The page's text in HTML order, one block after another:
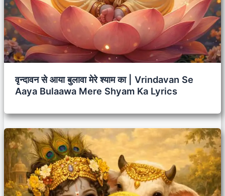
वृन्दावन से आया बुलावा मेरे श्याम का | Vrindavan Se
Aaya Bulaawa Mere Shyam Ka Lyrics